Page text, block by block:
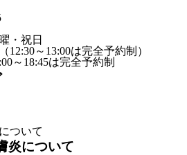
・祝日
12:30～13:00は完全予約制）
～18:45は完全予約制
ついて
炎について